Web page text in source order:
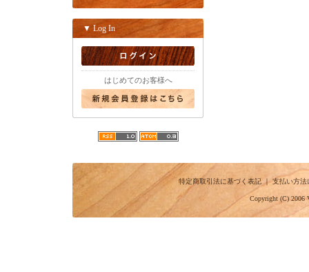
▼ Log In
はじめてのお客様へ
特定商取引法に基づく表記｜支払い方法
Copyright (C) 2006